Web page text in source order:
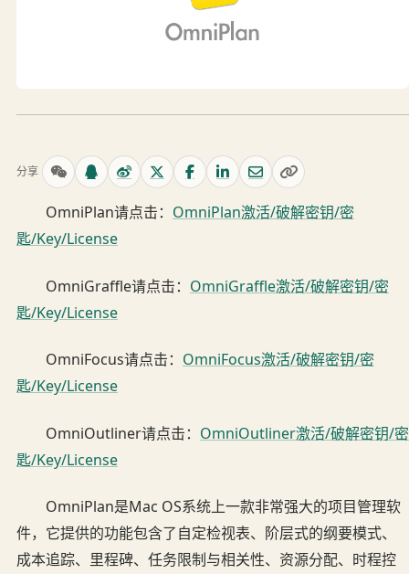
分享
OmniPlan请点击： OmniPlan激活/破解密钥/密
匙/Key/License
OmniGraffle请点击： OmniGraffle激活/破解密钥/密
匙/Key/License
OmniFocus请点击： OmniFocus激活/破解密钥/密
匙/Key/License
OmniOutliner请点击： OmniOutliner激活/破解密钥/密
匙/Key/License
OmniPlan是Mac OS系统上一款非常强大的项目管理软
件，它提供的功能包含了自定检视表、阶层式的纲要模式、
成本追踪、里程碑、任务限制与相关性、资源分配、时程控